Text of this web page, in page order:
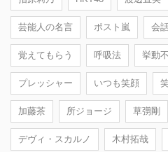
芸能人の名言 ポスト嵐 会
覚えてもらう 呼吸法 挙動
プレッシャー いつも笑顔
加藤茶 所ジョージ 草彅剛
デヴィ・スカルノ 木村拓哉